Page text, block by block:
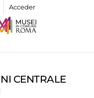
Acceder
CENTRALE